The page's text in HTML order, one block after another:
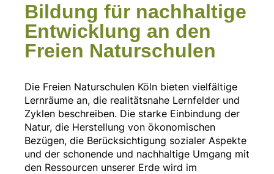
Bildung für nachhaltige
Entwicklung an den
Freien Naturschulen
Die Freien Naturschulen Köln bieten vielfältige
Lernräume an, die realitätsnahe Lernfelder und
Zyklen beschreiben. Die starke Einbindung der
Natur, die Herstellung von ökonomischen
Bezügen, die Berücksichtigung sozialer Aspekte
und der schonende und nachhaltige Umgang mit
den Ressourcen unserer Erde wird im